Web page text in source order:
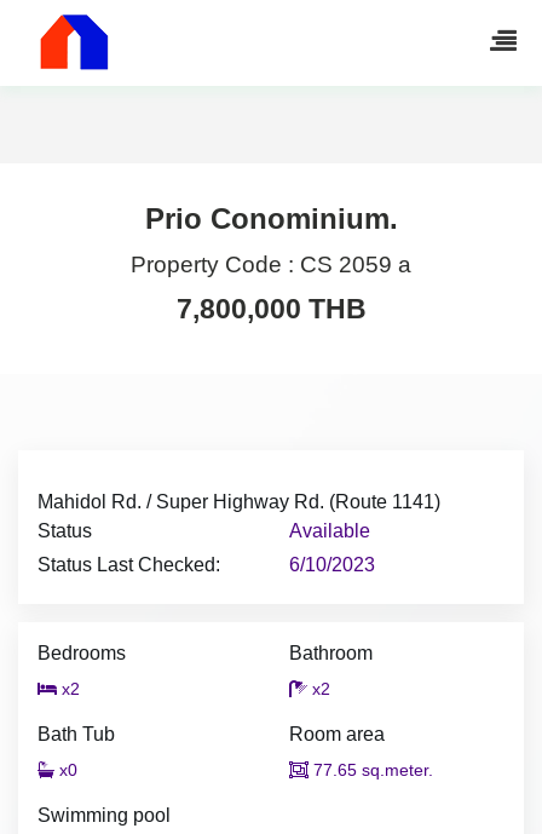
Prio Conominium.
Property Code : CS 2059 a
7,800,000 THB
Mahidol Rd. / Super Highway Rd. (Route 1141)
Status
Available
Status Last Checked:
6/10/2023
Bedrooms
x2
Bathroom
x2
Bath Tub
x0
Room area
77.65 sq.meter.
Swimming pool